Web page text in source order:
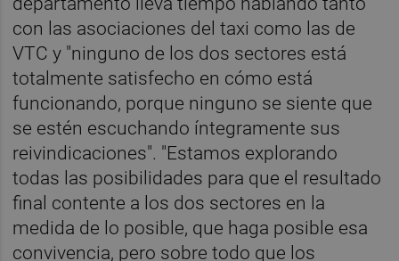
con las asociaciones del taxi como las de
VTC y "ninguno de los dos sectores está
totalmente satisfecho en cómo está
funcionando, porque ninguno se siente que
se estén escuchando íntegramente sus
reivindicaciones". "Estamos explorando
todas las posibilidades para que el resultado
final contente a los dos sectores en la
medida de lo posible, que haga posible esa
convivencia, pero sobre todo que los